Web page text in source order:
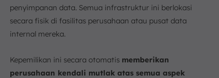
penyimpanan data. Semua infrastruktur ini berlokasi
secara fisik di fasilitas perusahaan atau pusat data
internal mereka.
Kepemilikan ini secara otomatis memberikan
perusahaan kendali mutlak atas semua aspek